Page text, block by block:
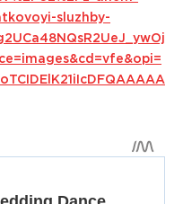
sluzhby-